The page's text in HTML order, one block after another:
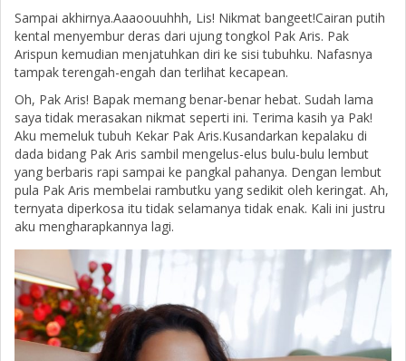
Sampai akhirnya.Aaaoouuhhh, Lis! Nikmat bangeet!Cairan putih
kental menyembur deras dari ujung tongkol Pak Aris. Pak
Arispun kemudian menjatuhkan diri ke sisi tubuhku. Nafasnya
tampak terengah-engah dan terlihat kecapean.
Oh, Pak Aris! Bapak memang benar-benar hebat. Sudah lama
saya tidak merasakan nikmat seperti ini. Terima kasih ya Pak!
Aku memeluk tubuh Kekar Pak Aris.Kusandarkan kepalaku di
dada bidang Pak Aris sambil mengelus-elus bulu-bulu lembut
yang berbaris rapi sampai ke pangkal pahanya. Dengan lembut
pula Pak Aris membelai rambutku yang sedikit oleh keringat. Ah,
ternyata diperkosa itu tidak selamanya tidak enak. Kali ini justru
aku mengharapkannya lagi.